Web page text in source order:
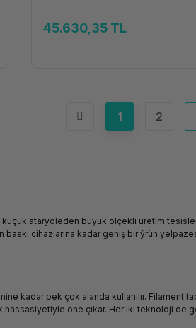
45.630,35 TL
1 2
küçük ataryöleden büyük ölçekli üretim
baskı cihazlarına kadar geniş bir ýrün
pek çok alanda kullanılır. Filament
öne çıkar. Her iki teknoloji de